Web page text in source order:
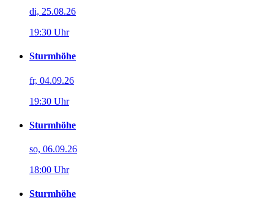
di, 25.08.26
19:30 Uhr
Sturmhöhe
fr, 04.09.26
19:30 Uhr
Sturmhöhe
so, 06.09.26
18:00 Uhr
Sturmhöhe